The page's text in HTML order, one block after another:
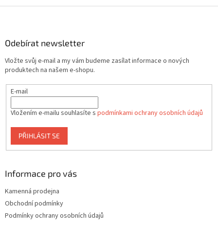
Odebírat newsletter
Vložte svůj e-mail a my vám budeme zasílat informace o nových
produktech na našem e-shopu.
E-mail
Vložením e-mailu souhlasíte s podmínkami ochrany osobních údajů
PŘIHLÁSIT SE
Informace pro vás
Kamenná prodejna
Obchodní podmínky
Podmínky ochrany osobních údajů